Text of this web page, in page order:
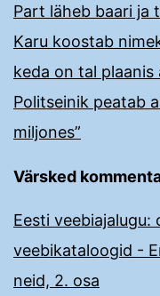
Part läheb baari ja
Karu koostab
keda on tal plaanis
Politseinik peatab
miljones”
Värsked
Eesti
veebikataloogid -
neid, 2. osa